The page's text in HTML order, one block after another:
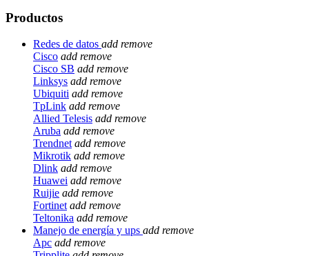
Productos
Redes de datos add remove
Cisco add remove
Cisco SB add remove
Linksys add remove
Ubiquiti add remove
TpLink add remove
Allied Telesis add remove
Aruba add remove
Trendnet add remove
Mikrotik add remove
Dlink add remove
Huawei add remove
Ruijie add remove
Fortinet add remove
Teltonika add remove
Manejo de energía y ups add remove
Apc add remove